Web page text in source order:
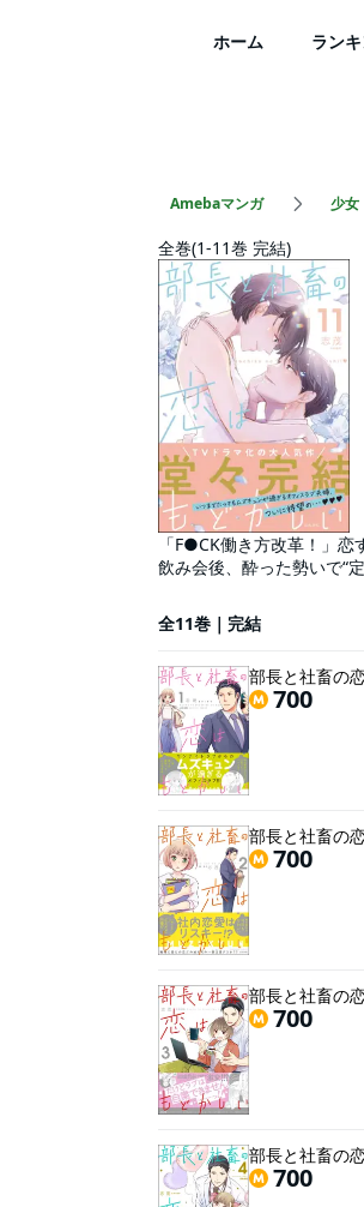
ホーム ラン
Amebaマンガ 少女
全巻(1-11巻 完結)
「F●CK働き方改革！」
飲み会後、酔った勢いで“
【大人だから】…わかる
る】オフィスラブコメディ
全11巻｜完結
部長と社畜の
700
部長と社畜の
700
部長と社畜の
700
部長と社畜の
700